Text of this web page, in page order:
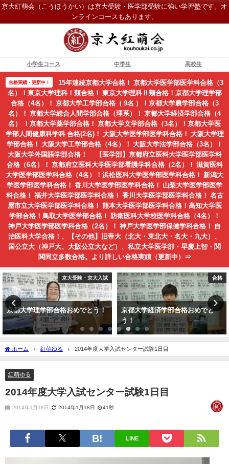
京大紅萌会（こうほうかい）は京大受験・医学部受験に強い学習塾です。オ
ンラインコースもあります。
小学生コース 中学生 高校生
合格実績・更新中！
15年連続京都大学合格！ 京都大学医学部医学科合格（3
名）！東京大学理科Ⅰ類合格！ 東京大学理科Ⅱ類合格！京都大学理学部
合格（4名）！ 京都大学工学部合格（ 9名 ）！京都大学農学部合格（3
名）！ 京都大学総合人間学部合格（理系）！ 京都大学経済学部合格（4
名） ！京都大学薬学部合格！ 京都大学文学部合格（3名）！京都大学医
学部人間健康科学科 合格(2名)！ 大阪大学医学部医学科合格！ 大阪大学理
学部合格！ 大阪大学工学部合格（4名）！ 大阪大学法学部合格（3名）！
大阪大学外国語学部合格！ 【医学部】京都府立医科大学医学部医学科
合格（6名）！ 京都府立医科大学医学部看護学科合格（2名）！ 滋賀医科
大学医学部医学科合格（4名）！浜松医科大学医学部医学科合格！ 新潟大
学医学部医学科合格！ 香川大学医学部医学科合格！ 山梨大学医学部医学
科合格！ 福井大学医学部医学科合格！ 香川大学医学部医学科合格！ 名古
屋市立大学医学部医学科合格！ 熊本大学医学部医学科合格！高知大学医
学部合格！鳥取大学医学部合格！ 防衛医科大学校医学科合格（4名）！
神戸大学医学部医学科合格（2名）！ 神戸大学医学部保健学科合格！ 自
治医科大学合格！、【その他】旧帝大（北大・東北大・名大・九大）、
国公立大（神戸大、大阪公立大など）、私立大学医学部・早慶上智・関
関同立多数合格。より詳しい合格実績（更新中）⇒
京大受験・京大入試
京都大学理学部合格おめでとう！
合格
京都大学経済学部合格おめでと
う！
ホーム 紅萌ゆる 2014年度大学入試センター試験1日目
紅萌ゆる
2014年度大学入試センター試験1日目
2014年1月18日 2014年1月18日 41秒
LINE